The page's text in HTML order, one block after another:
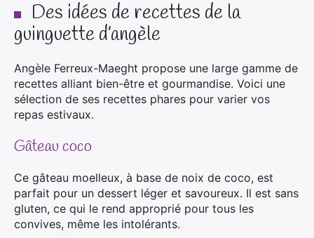
Des idées de recettes de la
guinguette d’angèle
Angèle Ferreux-Maeght propose une large gamme de
recettes alliant bien-être et gourmandise. Voici une
sélection de ses recettes phares pour varier vos
repas estivaux.
Gâteau coco
Ce gâteau moelleux, à base de noix de coco, est
parfait pour un dessert léger et savoureux. Il est sans
gluten, ce qui le rend approprié pour tous les
convives, même les intolérants.